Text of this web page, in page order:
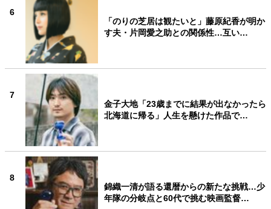
6
「のりの芝居は観たいと」藤原紀香が明か
す夫・片岡愛之助との関係性…互い…
7
金子大地「23歳までに結果が出なかったら
北海道に帰る」人生を懸けた作品で…
8
錦織一清が語る還暦からの新たな挑戦…少
年隊の分岐点と60代で挑む映画監督…